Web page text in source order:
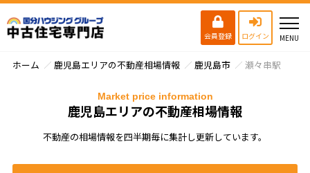
会員登録 ログイン
ホーム 鹿児島エリアの不動産相場情報 鹿児島市 瀬々串駅
鹿児島エリアの不動産相場情報
Market price information
不動産の相場情報を四半期毎に集計し更新しています。